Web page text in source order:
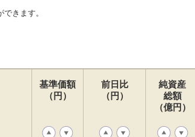
きます。
基準価額
（円）
前日比
（円）
純資産
総額
（億円）